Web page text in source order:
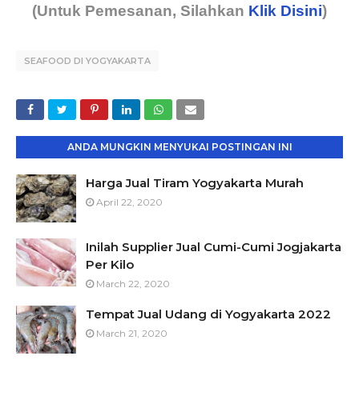
(Untuk Pemesanan, Silahkan Klik Disini)
SEAFOOD DI YOGYAKARTA
ANDA MUNGKIN MENYUKAI POSTINGAN INI
Harga Jual Tiram Yogyakarta Murah
April 22, 2020
Inilah Supplier Jual Cumi-Cumi Jogjakarta
Per Kilo
March 22, 2020
Tempat Jual Udang di Yogyakarta 2022
March 21, 2020